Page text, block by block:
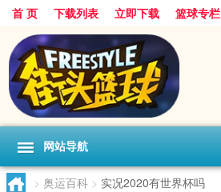
首 页 下载列表 立即下载 篮球专栏
网站导航
> 奥运百科 > 实况2020有世界杯吗